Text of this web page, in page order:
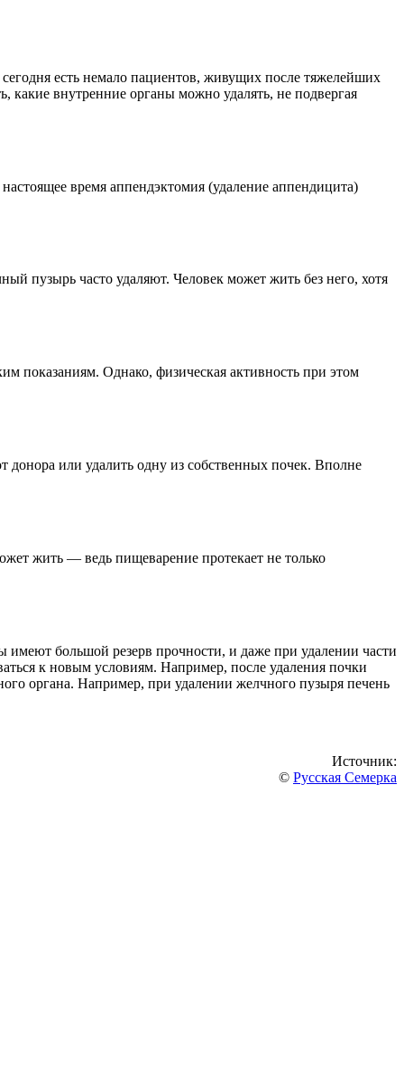
есть немало пациентов, живущих после тяжелейших
какие внутренние органы можно удалять, не подвергая
время аппендэктомия (удаление аппендицита)
пузырь часто удаляют. Человек может жить без него, хотя
показаниям. Однако, физическая активность при этом
или удалить одну из собственных почек. Вполне
жить — ведь пищеварение протекает не только
имеют большой резерв прочности, и даже при удалении части
к новым условиям. Например, после удаления почки
органа. Например, при удалении желчного пузыря печень
Источник:
© Русская Семерка